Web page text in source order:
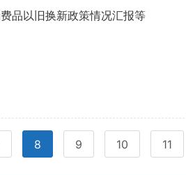
品以旧换新政策情况汇报等
8 9 10 11